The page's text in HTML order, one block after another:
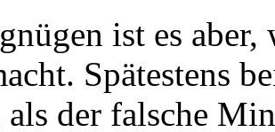
ist es aber,
Spätestens
der falsche